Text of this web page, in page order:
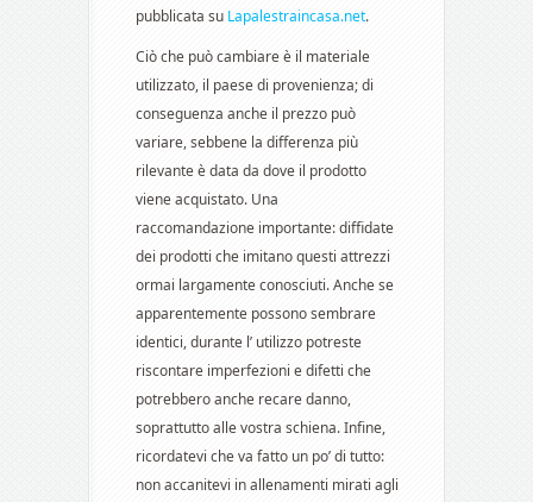
pubblicata su Lapalestraincasa.net.
Ciò che può cambiare è il materiale
utilizzato, il paese di provenienza; di
conseguenza anche il prezzo può
variare, sebbene la differenza più
rilevante è data da dove il prodotto
viene acquistato. Una
raccomandazione importante: diffidate
dei prodotti che imitano questi attrezzi
ormai largamente conosciuti. Anche se
apparentemente possono sembrare
identici, durante l’ utilizzo potreste
riscontare imperfezioni e difetti che
potrebbero anche recare danno,
soprattutto alle vostra schiena. Infine,
ricordatevi che va fatto un po’ di tutto:
non accanitevi in allenamenti mirati agli